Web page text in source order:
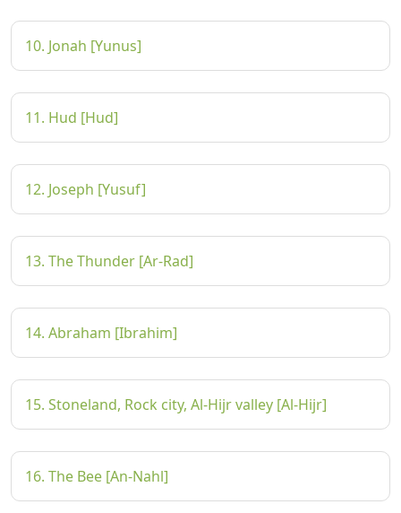
10. Jonah [Yunus]
11. Hud [Hud]
12. Joseph [Yusuf]
13. The Thunder [Ar-Rad]
14. Abraham [Ibrahim]
15. Stoneland, Rock city, Al-Hijr valley [Al-Hijr]
16. The Bee [An-Nahl]